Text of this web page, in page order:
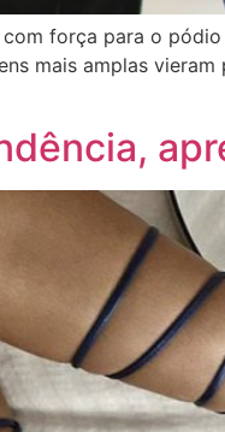
força para o
mais amplas